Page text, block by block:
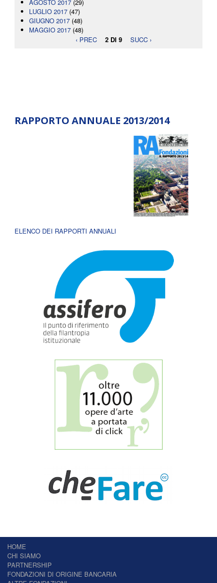
AGOSTO 2017 (29)
LUGLIO 2017 (47)
GIUGNO 2017 (48)
MAGGIO 2017 (48)
‹ PREC
2 DI 9 SUCC ›
RAPPORTO ANNUALE 2013/2014
ELENCO DEI RAPPORTI ANNUALI
HOME
CHI SIAMO
PARTNERSHIP
FONDAZIONI DI ORIGINE BANCARIA